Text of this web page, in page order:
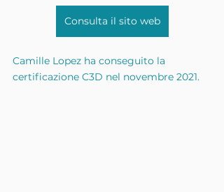
Consulta il sito web
Camille Lopez ha conseguito la
certificazione C3D nel novembre 2021.